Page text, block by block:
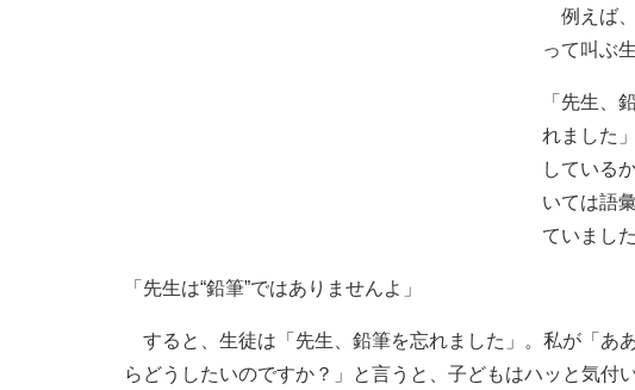
例えば、
って叫ぶ
「先生、
れました
している
いては語
ていました
「先生は“鉛筆”ではありませんよ」
すると、生徒は「先生、鉛筆を忘れました」。私が「あ
らどうしたいのですか？」と言うと、子どもはハッと気付